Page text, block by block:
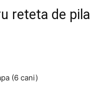
reteta de
(6 cani)